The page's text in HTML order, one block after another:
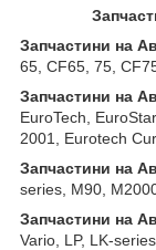
Запчастини на
65, CF65, 75,
Запчастини на
EuroTech,
2001, Eurotech
Запчастини на
series, M90,
Запчастини на
Vario, LP, LK-